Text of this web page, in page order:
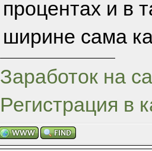
процентах и в
ширине сама
Заработок на
Регистрация в